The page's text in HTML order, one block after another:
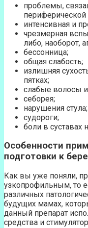
проблемы,
интенсивная и
чрезмерная
либо, наоборот,
бессонница;
общая слабость;
излишняя
пятках;
слабые волосы
себорея;
нарушения стула;
судороги;
боли в суставах
Особенности
подготовки к
Как вы уже поняли,
узкопрофильным, то
различных
будущих мамах,
данный препарат
средства и